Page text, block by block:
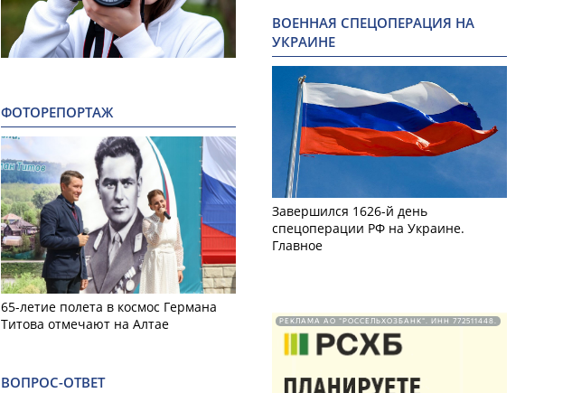
ФОТОРЕПОРТАЖ
65-летие полета в космос Германа
Титова отмечают на Алтае
ВОПРОС-ОТВЕТ
ВОЕННАЯ СПЕЦОПЕРАЦИЯ НА
УКРАИНЕ
Завершился 1626-й день
спецоперации РФ на Украине.
Главное
РЕКЛАМА АО "РОССЕЛЬХОЗБАНК". ИНН 772511448.